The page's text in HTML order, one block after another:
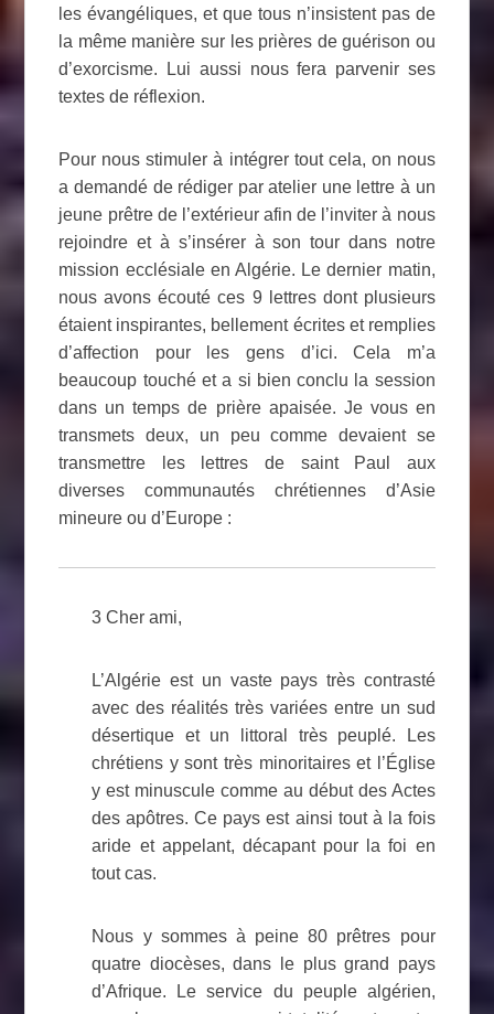
les évangéliques, et que tous n’insistent pas de
la même manière sur les prières de guérison ou
d’exorcisme. Lui aussi nous fera parvenir ses
textes de réflexion.
Pour nous stimuler à intégrer tout cela, on nous
a demandé de rédiger par atelier une lettre à un
jeune prêtre de l’extérieur afin de l’inviter à nous
rejoindre et à s’insérer à son tour dans notre
mission ecclésiale en Algérie. Le dernier matin,
nous avons écouté ces 9 lettres dont plusieurs
étaient inspirantes, bellement écrites et remplies
d’affection pour les gens d’ici. Cela m’a
beaucoup touché et a si bien conclu la session
dans un temps de prière apaisée. Je vous en
transmets deux, un peu comme devaient se
transmettre les lettres de saint Paul aux
diverses communautés chrétiennes d’Asie
mineure ou d’Europe :
3 Cher ami,
L’Algérie est un vaste pays très contrasté
avec des réalités très variées entre un sud
désertique et un littoral très peuplé. Les
chrétiens y sont très minoritaires et l’Église
y est minuscule comme au début des Actes
des apôtres. Ce pays est ainsi tout à la fois
aride et appelant, décapant pour la foi en
tout cas.
Nous y sommes à peine 80 prêtres pour
quatre diocèses, dans le plus grand pays
d’Afrique. Le service du peuple algérien,